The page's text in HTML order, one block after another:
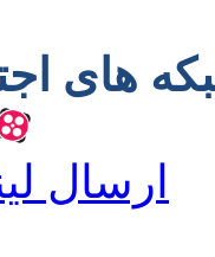
ارسال